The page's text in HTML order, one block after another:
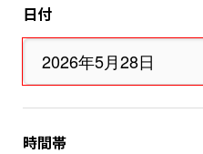
日付
時間帯